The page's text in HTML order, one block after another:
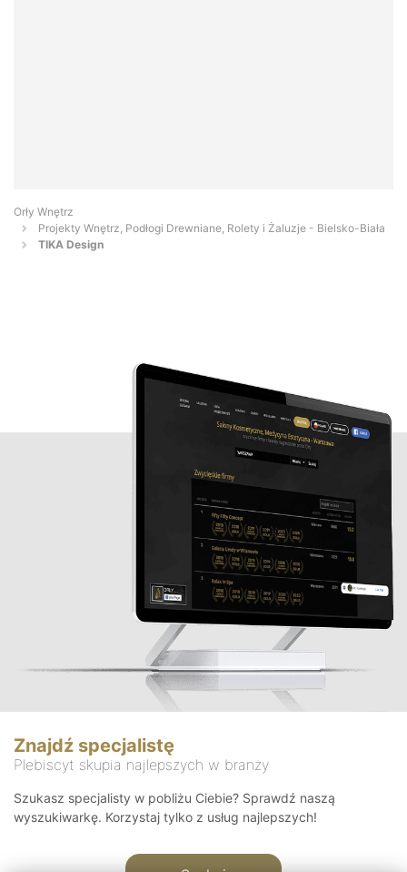
Orły Wnętrz
Projekty Wnętrz, Podłogi Drewniane, Rolety i Żaluzje - Bielsko-Biała
TIKA Design
Znajdź specjalistę
Plebiscyt skupia najlepszych w branży
Szukasz specjalisty w pobliżu Ciebie? Sprawdź naszą
wyszukiwarkę. Korzystaj tylko z usług najlepszych!